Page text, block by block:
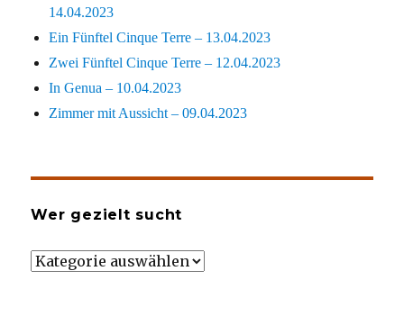
14.04.2023
Ein Fünftel Cinque Terre – 13.04.2023
Zwei Fünftel Cinque Terre – 12.04.2023
In Genua – 10.04.2023
Zimmer mit Aussicht – 09.04.2023
Wer gezielt sucht
Wer